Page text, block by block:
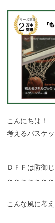
こんにちは！
考えるバスケ
ＤＦＦは防御
～～～～～～
こんな風に考え